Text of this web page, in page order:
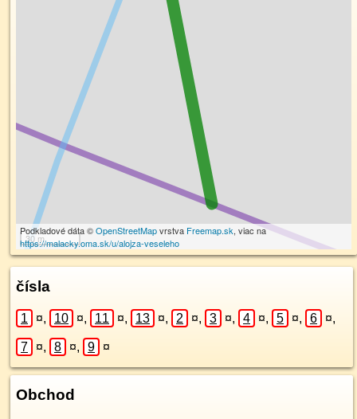
30 m
Podkladové dáta ©OpenStreetMapvrstva Freemap.sk, viac na
https://malacky.oma.sk/u/alojza-veseleho
čísla
1 ¤, 10 ¤, 11 ¤, 13 ¤, 2 ¤, 3 ¤, 4 ¤, 5 ¤, 6 ¤,
7 ¤, 8 ¤, 9 ¤
Obchod